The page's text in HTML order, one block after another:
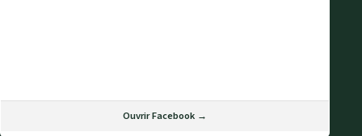
Ouvrir Facebook →